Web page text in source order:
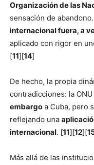
Organización de las
sensación de
internacional fuera, a
aplicado con rigor en
[11][14]
De hecho, la propia
contradicciones: la
embargo a Cuba, pero
reflejando una
internacional. [11][12][
Más allá de las